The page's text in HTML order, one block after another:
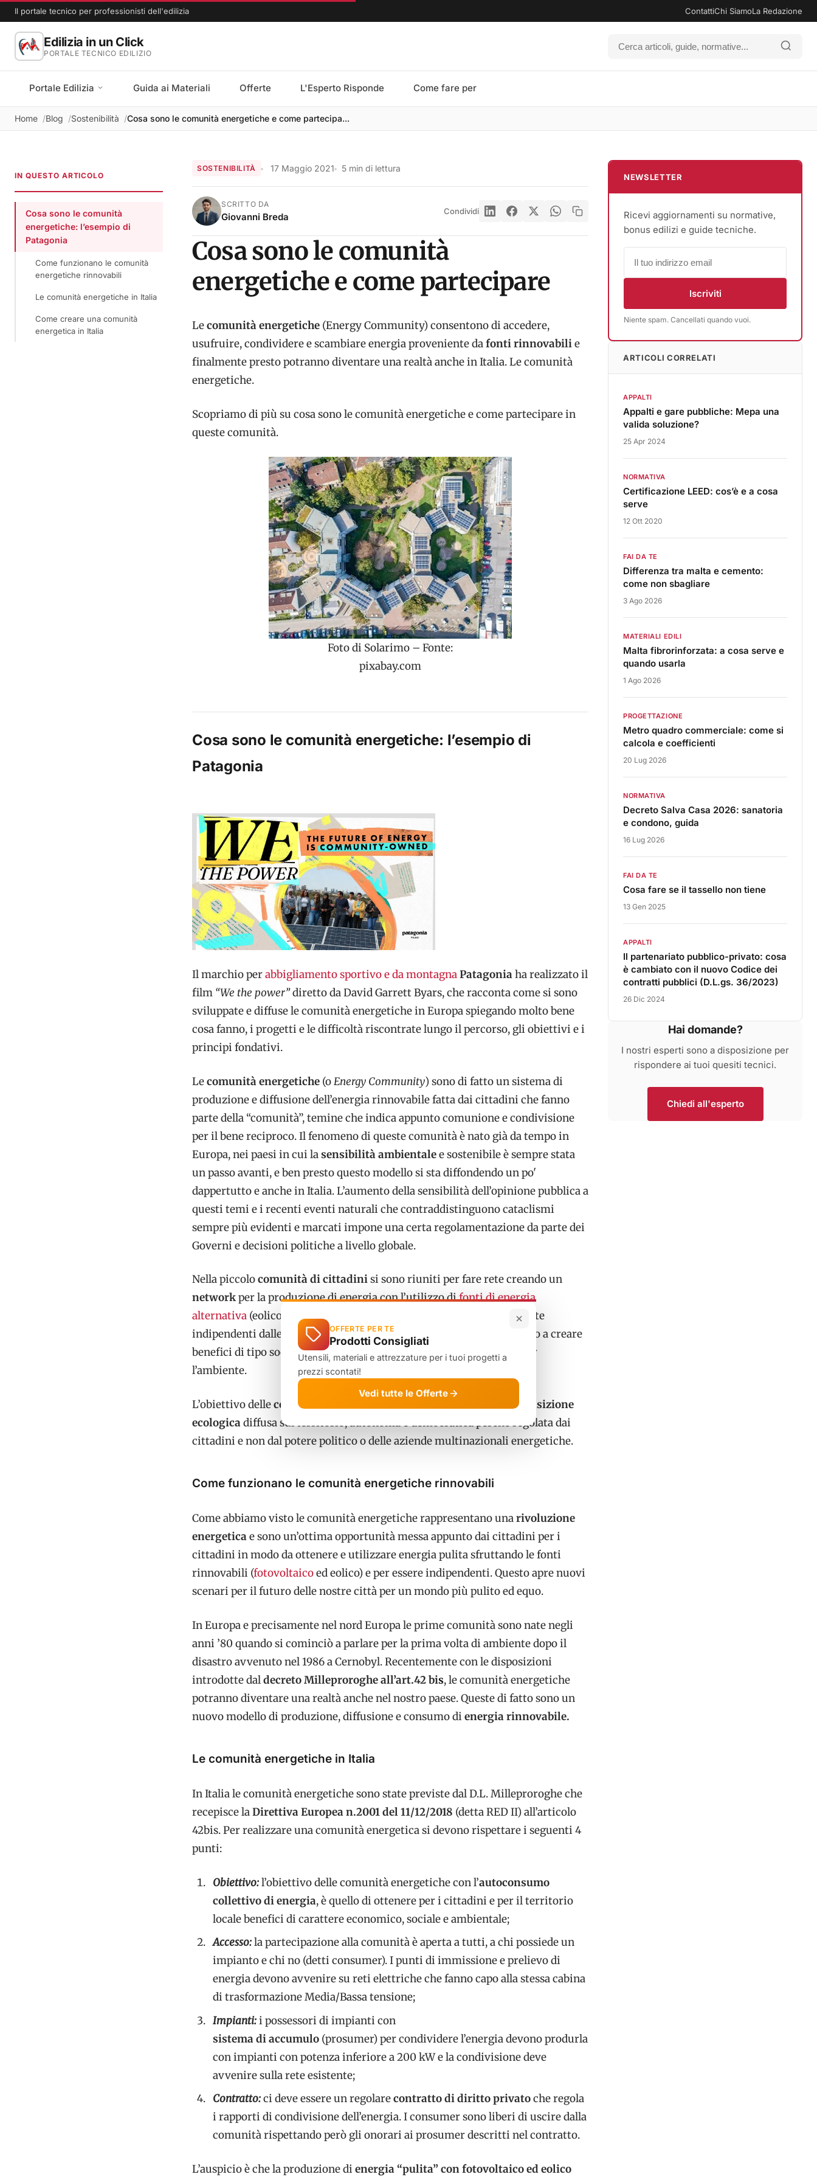
Il portale tecnico per professionisti dell'edilizia ContattiChi SiamoLa Redazione
Edilizia in un Click
PORTALE TECNICO EDILIZIO
Portale Edilizia Guida ai Materiali Offerte L'Esperto Risponde Come fare per
Home Blog Sostenibilità Cosa sono le comunità energetiche e come partecipa...
IN QUESTO ARTICOLO
Cosa sono le comunità
energetiche: l’esempio di
Patagonia
Come funzionano le comunità
energetiche rinnovabili
Le comunità energetiche in Italia
Come creare una comunità
energetica in Italia
SOSTENIBILITÀ 17 Maggio 2021 5 min di lettura
SCRITTO DA
Giovanni Breda Condividi
Cosa sono le comunità
energetiche e come partecipare
Lecomunità energetiche (Energy Community) consentono di accedere,
usufruire, condividere e scambiare energia proveniente dafonti rinnovabilie
finalmente presto potranno diventare una realtà anche in Italia. Le comunità
energetiche.
Scopriamo di più su cosa sono le comunità energetiche e come partecipare in
queste comunità.
Foto di Solarimo – Fonte:
pixabay.com
Cosa sono le comunità energetiche: l’esempio di
Patagonia
Il marchio perabbigliamento sportivo e da montagnaPatagoniaha realizzato il
film “We the power”diretto da David Garrett Byars, che racconta come si sono
sviluppate e diffuse le comunità energetiche in Europa spiegando molto bene
cosa fanno, i progetti e le difficoltà riscontrate lungo il percorso, gli obiettivi e i
principi fondativi.
Lecomunità energetiche (oEnergy Community) sono di fatto un sistema di
produzione e diffusione dell’energia rinnovabile fatta dai cittadini che fanno
parte della “comunità”, temine che indica appunto comunione e condivisione
per il bene reciproco. Il fenomeno di queste comunità è nato già da tempo in
Europa, nei paesi in cui lasensibilità ambientalee sostenibile è sempre stata
un passo avanti, e ben presto questo modello si sta diffondendo un po'
dappertutto e anche in Italia. L’aumento della sensibilità dell’opinione pubblica a
questi temi e i recenti eventi naturali che contraddistinguono cataclismi
sempre più evidenti e marcati impone una certa regolamentazione da parte dei
Governi e decisioni politiche a livello globale.
Nella piccolocomunità di cittadinisi sono riuniti per fare rete creando un
networkper la produzione di energia con l’utilizzo difonti di energia
alternativa (eolico e fotovoltaico) in modo da diventare completamente
indipendenti dalle compagnie energetiche. In questo modo si vengono a creare
benefici di tipo sociale, economico e ambientale per la comunità e per
l’ambiente.
L’obiettivo dellecomunità energetiche
transizione
ecologicadiffusa sul territorio, autonoma e democratica perché regolata dai
cittadini e non dal potere politico o delle aziende multinazionali energetiche.
Come funzionano le comunità energetiche rinnovabili
Come abbiamo visto le comunità energetiche rappresentano unarivoluzione
energeticae sono un’ottima opportunità messa appunto dai cittadini per i
cittadini in modo da ottenere e utilizzare energia pulita sfruttando le fonti
rinnovabili (fotovoltaicoed eolico) e per essere indipendenti. Questo apre nuovi
scenari per il futuro delle nostre città per un mondo più pulito ed equo.
In Europa e precisamente nel nord Europa le prime comunità sono nate negli
anni ’80 quando si cominciò a parlare per la prima volta di ambiente dopo il
disastro avvenuto nel 1986 a Cernobyl. Recentemente con le disposizioni
introdotte daldecreto Milleproroghe all’art.42 bis, le comunità energetiche
potranno diventare una realtà anche nel nostro paese. Queste di fatto sono un
nuovo modello di produzione, diffusione e consumo di energia rinnovabile.
Le comunità energetiche in Italia
In Italia le comunità energetiche sono state previste dal D.L. Milleproroghe che
recepisce laDirettiva Europea n.2001 del 11/12/2018 (detta RED II) all’articolo
42bis. Per realizzare una comunità energetica si devono rispettare i seguenti 4
punti:
Obiettivo:l’obiettivo delle comunità energetiche con l’autoconsumo
collettivo di energia, è quello di ottenere per i cittadini e per il territorio
locale benefici di carattere economico, sociale e ambientale;
Accesso:la partecipazione alla comunità è aperta a tutti, a chi possiede un
impianto e chi no (detti consumer). I punti di immissione e prelievo di
energia devono avvenire su reti elettriche che fanno capo alla stessa cabina
di trasformazione Media/Bassa tensione;
Impianti:i possessori di impianti con
sistema di accumulo (prosumer) per condividere l’energia devono produrla
con impianti con potenza inferiore a 200 kW e la condivisione deve
avvenire sulla rete esistente;
Contratto:ci deve essere un regolarecontratto di diritto privatoche regola
i rapporti di condivisione dell’energia. I consumer sono liberi di uscire dalla
comunità rispettando però gli onorari ai prosumer descritti nel contratto.
L’auspicio è che la produzione di energia “pulita” con fotovoltaico ed eolico
NEWSLETTER
Ricevi aggiornamenti su normative,
bonus edilizi e guide tecniche.
Iscriviti
Niente spam. Cancellati quando vuoi.
ARTICOLI CORRELATI
APPALTI
Appalti e gare pubbliche: Mepa una
valida soluzione?
25 Apr 2024
NORMATIVA
Certificazione LEED: cos’è e a cosa
serve
12 Ott 2020
FAI DA TE
Differenza tra malta e cemento:
come non sbagliare
3 Ago 2026
MATERIALI EDILI
Malta fibrorinforzata: a cosa serve e
quando usarla
1 Ago 2026
PROGETTAZIONE
Metro quadro commerciale: come si
calcola e coefficienti
20 Lug 2026
NORMATIVA
Decreto Salva Casa 2026: sanatoria
e condono, guida
16 Lug 2026
FAI DA TE
Cosa fare se il tassello non tiene
13 Gen 2025
APPALTI
Il partenariato pubblico-privato: cosa
è cambiato con il nuovo Codice dei
contratti pubblici (D.L.gs. 36/2023)
26 Dic 2024
Hai domande?
I nostri esperti sono a disposizione per
rispondere ai tuoi quesiti tecnici.
Chiedi all'esperto
OFFERTE PER TE
Prodotti Consigliati
Utensili, materiali e attrezzature per i tuoi progetti a
prezzi scontati!
Vedi tutte le Offerte